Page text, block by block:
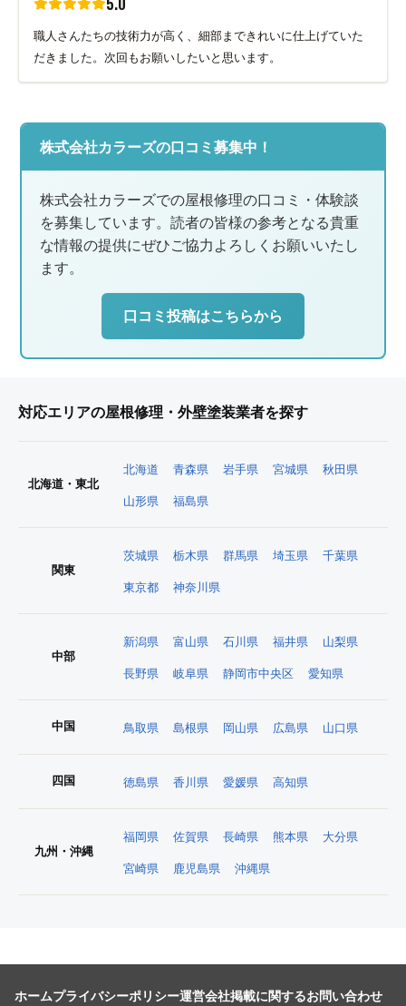
職人さんたちの技術力が高く、細部まできれいに仕上げていた
だきました。次回もお願いしたいと思います。
株式会社カラーズの口コミ募集中！
株式会社カラーズでの屋根修理の口コミ・体験談
を募集しています。読者の皆様の参考となる貴重
な情報の提供にぜひご協力よろしくお願いいたし
ます。
口コミ投稿はこちらから
対応エリアの屋根修理・外壁塗装業者を探す
北海道・東北
北海道 青森県 岩手県 宮城県 秋田県
山形県 福島県
関東
茨城県 栃木県 群馬県 埼玉県 千葉県
東京都 神奈川県
中部
新潟県 富山県 石川県 福井県 山梨県
長野県 岐阜県 静岡市中央区 愛知県
中国 鳥取県 島根県 岡山県 広島県 山口県
四国 徳島県 香川県 愛媛県 高知県
九州・沖縄
福岡県 佐賀県 長崎県 熊本県 大分県
宮崎県 鹿児島県 沖縄県
ホームプライバシーポリシー運営会社掲載に関するお問い合わせ